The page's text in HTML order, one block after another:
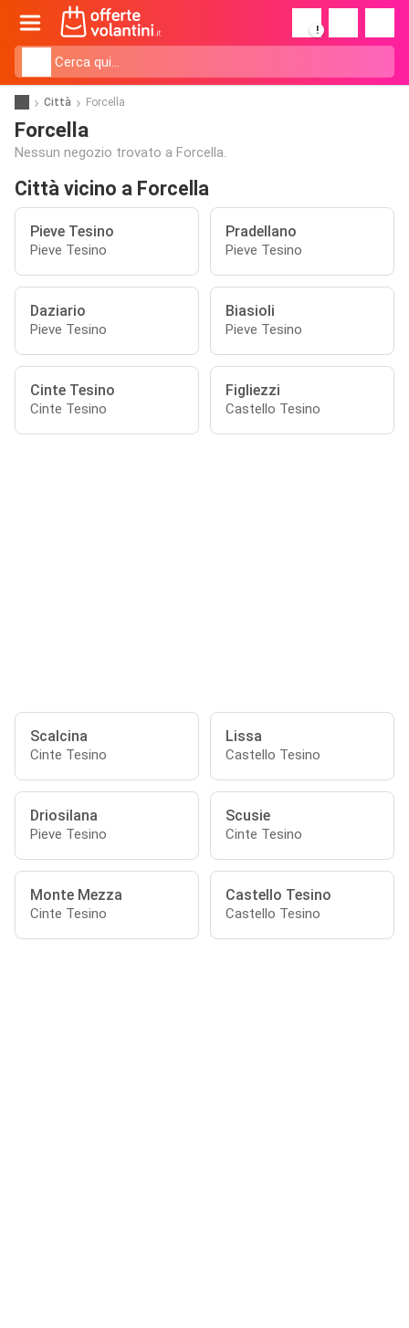
!
Città Forcella
Forcella
Nessun negozio trovato a Forcella.
Città vicino a Forcella
Pieve Tesino
Pieve Tesino
Pradellano
Pieve Tesino
Daziario
Pieve Tesino
Biasioli
Pieve Tesino
Cinte Tesino
Cinte Tesino
Figliezzi
Castello Tesino
Scalcina
Cinte Tesino
Lissa
Castello Tesino
Driosilana
Pieve Tesino
Scusie
Cinte Tesino
Monte Mezza
Cinte Tesino
Castello Tesino
Castello Tesino